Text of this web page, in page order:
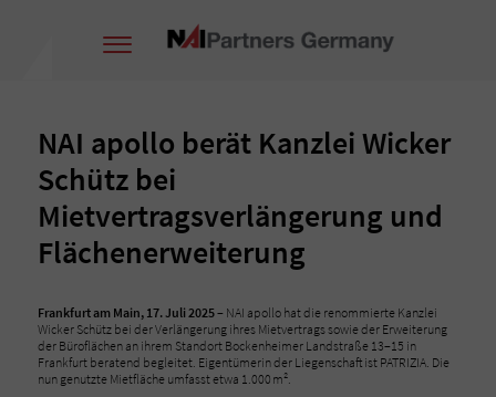
NAI apollo berät Kanzlei Wicker
Schütz bei
Mietvertragsverlängerung und
Flächenerweiterung
Frankfurt am Main, 17. Juli 2025 – NAI apollo hat die renommierte Kanzlei
Wicker Schütz bei der Verlängerung ihres Mietvertrags sowie der Erweiterung
der Büroflächen an ihrem Standort Bockenheimer Landstraße 13–15 in
Frankfurt beratend begleitet. Eigentümerin der Liegenschaft ist PATRIZIA. Die
nun genutzte Mietfläche umfasst etwa 1.000 m².